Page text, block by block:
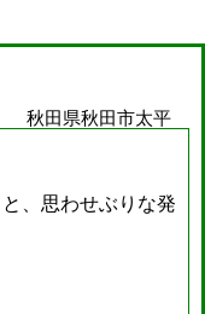
秋田県秋田市太平
、思わせぶりな発